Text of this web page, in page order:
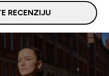
RECENZIJU